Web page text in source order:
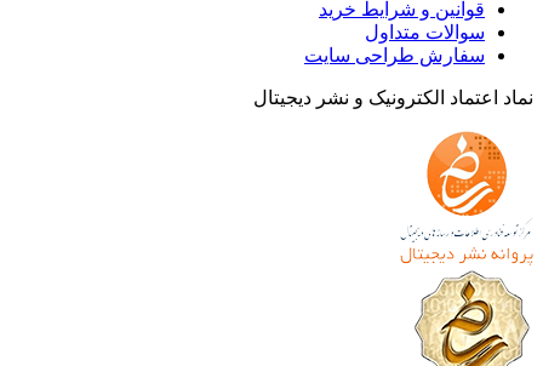
قوانین و شرایط خرید
سوالات متداول
سفارش طراحی سایت
اعتماد الکترونیک و نشر دیجیتال